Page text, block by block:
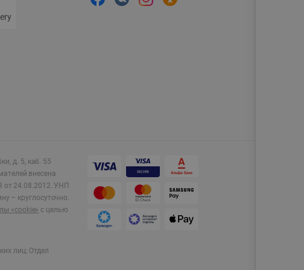
д. 5, каб. 55
внесена
от 24.08.2012. УНП
– круглосуточно.
«cookie» с целью
лиц: Отдел